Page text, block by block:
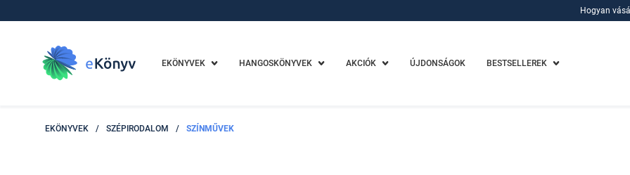
Hogyan
EKÖNYVEK HANGOSKÖNYVEK AKCIÓK ÚJDONSÁGOK BESTSELLEREK
EKÖNYVEK / SZÉPIRODALOM / SZÍNMŰVEK